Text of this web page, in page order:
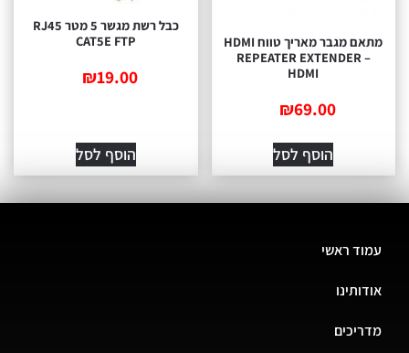
מתאם מגבר מאריך טווח HDMI
REPEATER
₪
הוסף לסל
כבל רשת מגשר 5 מטר RJ45
CAT5E FTP
₪
הוסף לסל
ראשי